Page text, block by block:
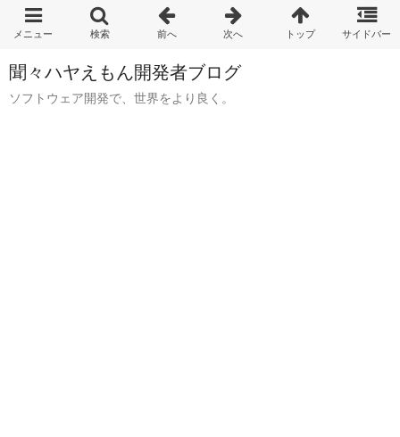
聞々ハヤえもん開発者ブログ
ソフトウェア開発で、世界をより良く。